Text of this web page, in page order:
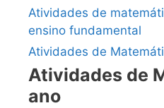
Atividades de
ensino fundamental
Atividades de
Atividades de
ano